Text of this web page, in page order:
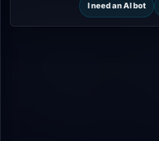
I need an AI bot